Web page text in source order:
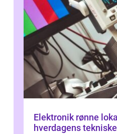
Elektronik rønne lokal hjælp til
hverdagens